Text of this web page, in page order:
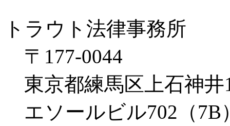
トラウト法律事務所
〒177-0044
東京都練馬区上石神井
エソールビル702（7B